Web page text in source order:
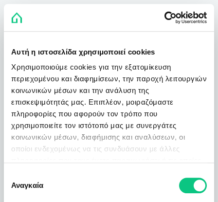
Αυτή η ιστοσελίδα χρησιμοποιεί cookies
Χρησιμοποιούμε cookies για την εξατομίκευση
περιεχομένου και διαφημίσεων, την παροχή λειτουργιών
κοινωνικών μέσων και την ανάλυση της
επισκεψιμότητάς μας. Επιπλέον, μοιραζόμαστε
πληροφορίες που αφορούν τον τρόπο που
χρησιμοποιείτε τον ιστότοπό μας με συνεργάτες
κοινωνικών μέσων, διαφήμισης και αναλύσεων, οι
οποίοι ενδεχομένως να τις συνδυάσουν με άλλες
των υπηρεσιών τους.
συγκατάθεσης
Αναγκαία